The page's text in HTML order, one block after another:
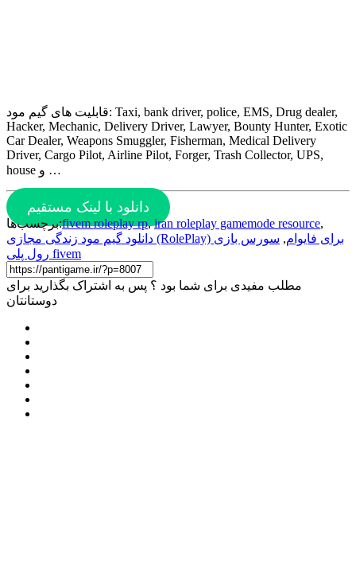
قابلیت های گیم مود: Taxi, bank driver, police, EMS, Drug dealer,
Hacker, Mechanic, Delivery Driver, Lawyer, Bounty Hunter, Exotic
Car Dealer, Weapons Smuggler, Fisherman, Medical Delivery
Driver, Cargo Pilot, Airline Pilot, Forger, Trash Collector, UPS,
house و …
دانلود با لینک مستقیم
برچسب‌ها:fivem roleplay rp,iran roleplay gamemode resource,
دانلود گیم مود زندگی مجازی (RolePlay) برای فایوام, سورس بازی
رول پلی fivem
مطلب مفیدی برای شما بود ؟ پس به اشتراک بگذارید برای
دوستانتان